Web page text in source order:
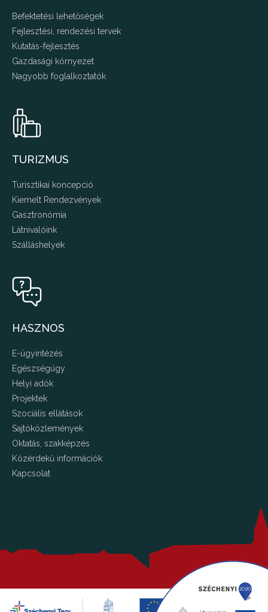
Befektetési lehetőségek
Fejlesztési, rendezési tervek
Kutatás-fejlesztés
Gazdasági környezet
Nagyobb foglalkoztatók
TURIZMUS
Turisztikai koncepció
Kiemelt Rendezvények
Gasztronómia
Látnivalóink
Szálláshelyek
HASZNOS
E-ügyintézés
Egészségügy
Helyi adók
Projektek
Szociális ellátások
Sajtóközlemények
Oktatás, szakképzés
Közérdekű információk
Kapcsolat